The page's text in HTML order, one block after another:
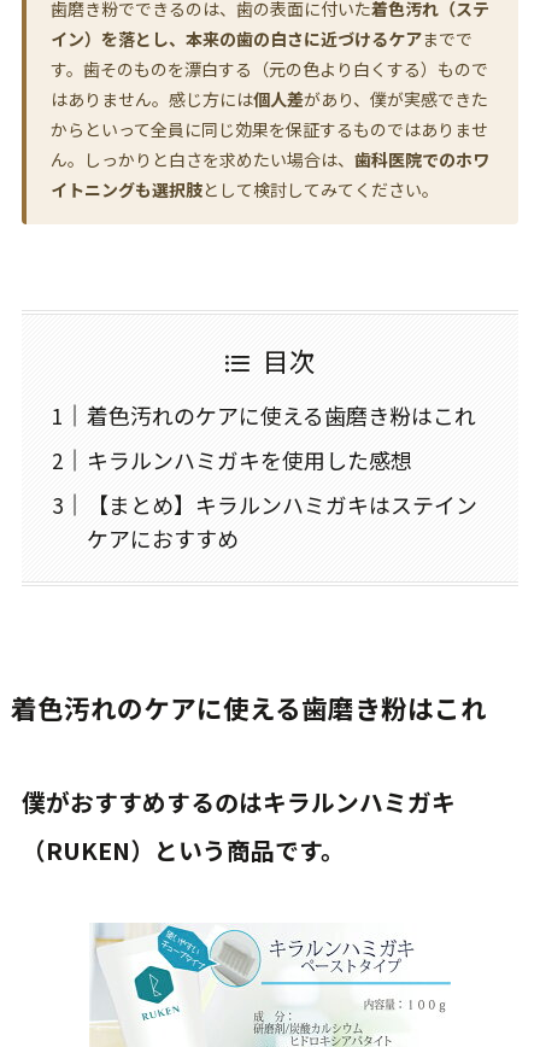
歯磨き粉でできるのは、歯の表面に付いた着色汚れ（ステ
イン）を落とし、本来の歯の白さに近づけるケアまでで
す。歯そのものを漂白する（元の色より白くする）もので
はありません。感じ方には個人差があり、僕が実感できた
からといって全員に同じ効果を保証するものではありませ
ん。しっかりと白さを求めたい場合は、 歯科医院でのホワ
イトニングも選択肢として検討してみてください。
目次
着色汚れのケアに使える歯磨き粉はこれ
キラルンハミガキを使用した感想
【まとめ】キラルンハミガキはステイン
ケアにおすすめ
着色汚れのケアに使える歯磨き粉はこれ
僕がおすすめするのはキラルンハミガキ
（RUKEN）という商品です。